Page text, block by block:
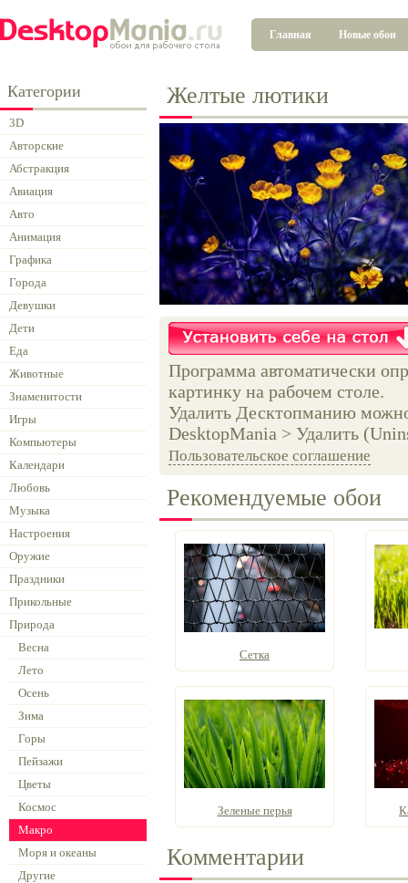
Главная Новые обои
Категории
3D
Авторские
Абстракция
Авиация
Авто
Анимация
Графика
Города
Девушки
Дети
Еда
Животные
Знаменитости
Игры
Компьютеры
Календари
Любовь
Музыка
Настроения
Оружие
Праздники
Прикольные
Природа
Весна
Лето
Осень
Зима
Горы
Пейзажи
Цветы
Космос
Макро
Моря и океаны
Другие
Желтые лютики
Программа автоматически
картинку на рабочем столе.
Удалить Десктопманию
DesktopMania > Удалить
Пользовательское соглашение
Рекомендуемые обои
Сетка
Зеленые перья
Комментарии